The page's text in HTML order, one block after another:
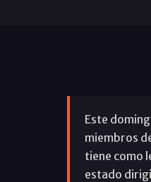
Este
miembros
tiene como
estado